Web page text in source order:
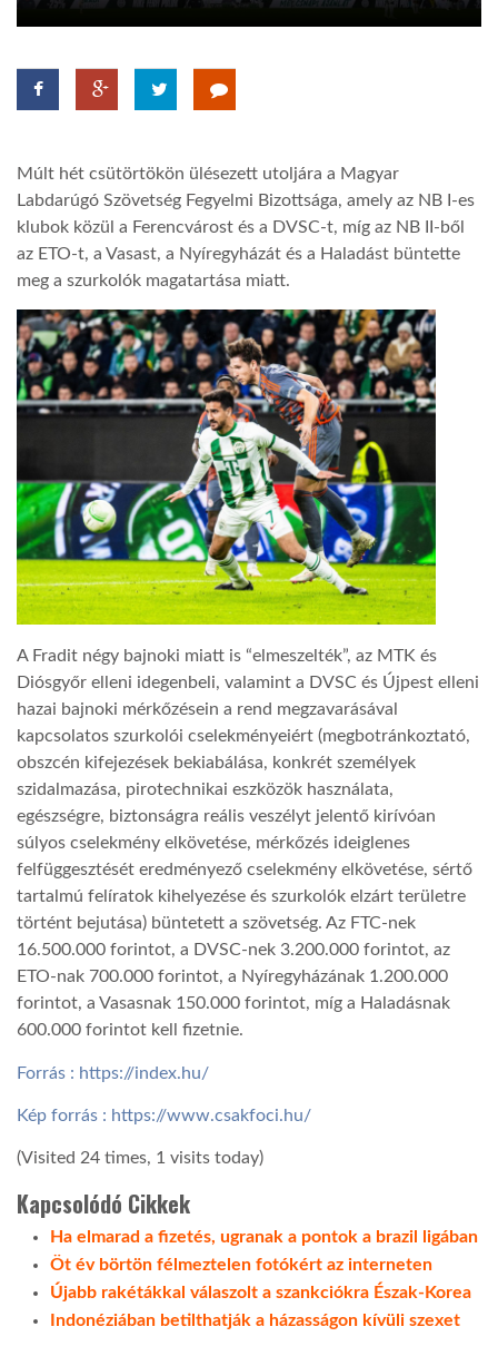
DOBRAVERO.HU
LATIMO.HU
GLOBOBOOK
Múlt hét csütörtökön ülésezett utoljára a Magyar
Labdarúgó Szövetség Fegyelmi Bizottsága, amely az NB I-es
klubok közül a Ferencvárost és a DVSC-t, míg az NB II-ből
az ETO-t, a Vasast, a Nyíregyházát és a Haladást büntette
meg a szurkolók magatartása miatt.
A Fradit négy bajnoki miatt is “elmeszelték”, az MTK és
Diósgyőr elleni idegenbeli, valamint a DVSC és Újpest elleni
hazai bajnoki mérkőzésein a rend megzavarásával
kapcsolatos szurkolói cselekményeiért (megbotránkoztató,
obszcén kifejezések bekiabálása, konkrét személyek
szidalmazása, pirotechnikai eszközök használata,
egészségre, biztonságra reális veszélyt jelentő kirívóan
súlyos cselekmény elkövetése, mérkőzés ideiglenes
felfüggesztését eredményező cselekmény elkövetése, sértő
tartalmú felíratok kihelyezése és szurkolók elzárt területre
történt bejutása) büntetett a szövetség. Az FTC-nek
16.500.000 forintot, a DVSC-nek 3.200.000 forintot, az
ETO-nak 700.000 forintot, a Nyíregyházának 1.200.000
forintot, a Vasasnak 150.000 forintot, míg a Haladásnak
600.000 forintot kell fizetnie.
Forrás : https://index.hu/
Kép forrás : https://www.csakfoci.hu/
(Visited 24 times, 1 visits today)
Kapcsolódó Cikkek
Ha elmarad a fizetés, ugranak a pontok a brazil ligában
Öt év börtön félmeztelen fotókért az interneten
Újabb rakétákkal válaszolt a szankciókra Észak-Korea
Indonéziában betilthatják a házasságon kívüli szexet